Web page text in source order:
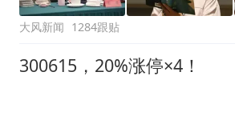
大风新闻 1284跟贴
300615，20%涨停×4！